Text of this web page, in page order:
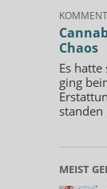
Chaos
Es
ging
MEIST